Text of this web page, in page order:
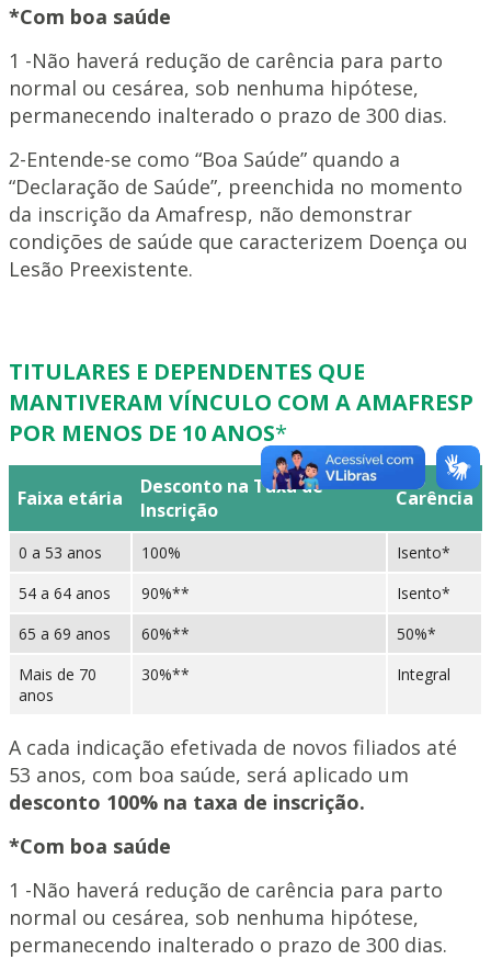
*Com boa saúde
1 -Não haverá redução de carência para parto
normal ou cesárea, sob nenhuma hipótese,
permanecendo inalterado o prazo de 300 dias.
2-Entende-se como “Boa Saúde” quando a
“Declaração de Saúde”, preenchida no momento
da inscrição da Amafresp, não demonstrar
condições de saúde que caracterizem Doença ou
Lesão Preexistente.
TITULARES E DEPENDENTES QUE
MANTIVERAM VÍNCULO COM A AMAFRESP
POR MENOS DE 10 ANOS*
Faixa etária
Desconto na Taxa de
Inscrição
Carência
0 a 53 anos 100%
Isento*
54 a 64 anos
90%**
Isento*
65 a 69 anos
60%**
50%*
Mais de 70
anos
30%** Integral
A cada indicação efetivada de novos filiados até
53 anos, com boa saúde, será aplicado um
desconto 100% na taxa de inscrição.
*Com boa saúde
1 -Não haverá redução de carência para parto
normal ou cesárea, sob nenhuma hipótese,
permanecendo inalterado o prazo de 300 dias.